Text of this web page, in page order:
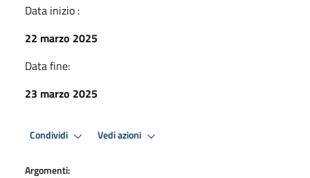
Data inizio :
22 marzo 2025
Data fine:
23 marzo 2025
Condividi Vedi azioni
Argomenti: